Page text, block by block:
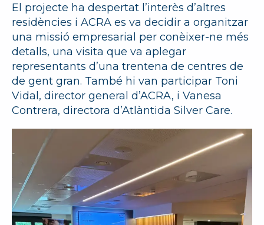
El projecte ha despertat l’interès d’altres
residències i ACRA es va decidir a organitzar
una missió empresarial per conèixer-ne més
detalls, una visita que va aplegar
representants d’una trentena de centres de
de gent gran. També hi van participar Toni
Vidal, director general d’ACRA, i Vanesa
Contrera, directora d’Atlàntida Silver Care.